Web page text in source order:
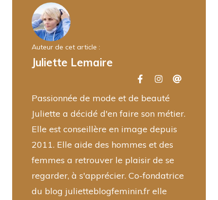
Auteur de cet article :
Juliette Lemaire
Passionnée de mode et de beauté
Juliette a décidé d'en faire son métier.
Elle est conseillère en image depuis
2011. Elle aide des hommes et des
femmes a retrouver le plaisir de se
regarder, à s'apprécier. Co-fondatrice
du blog julietteblogfeminin.fr elle